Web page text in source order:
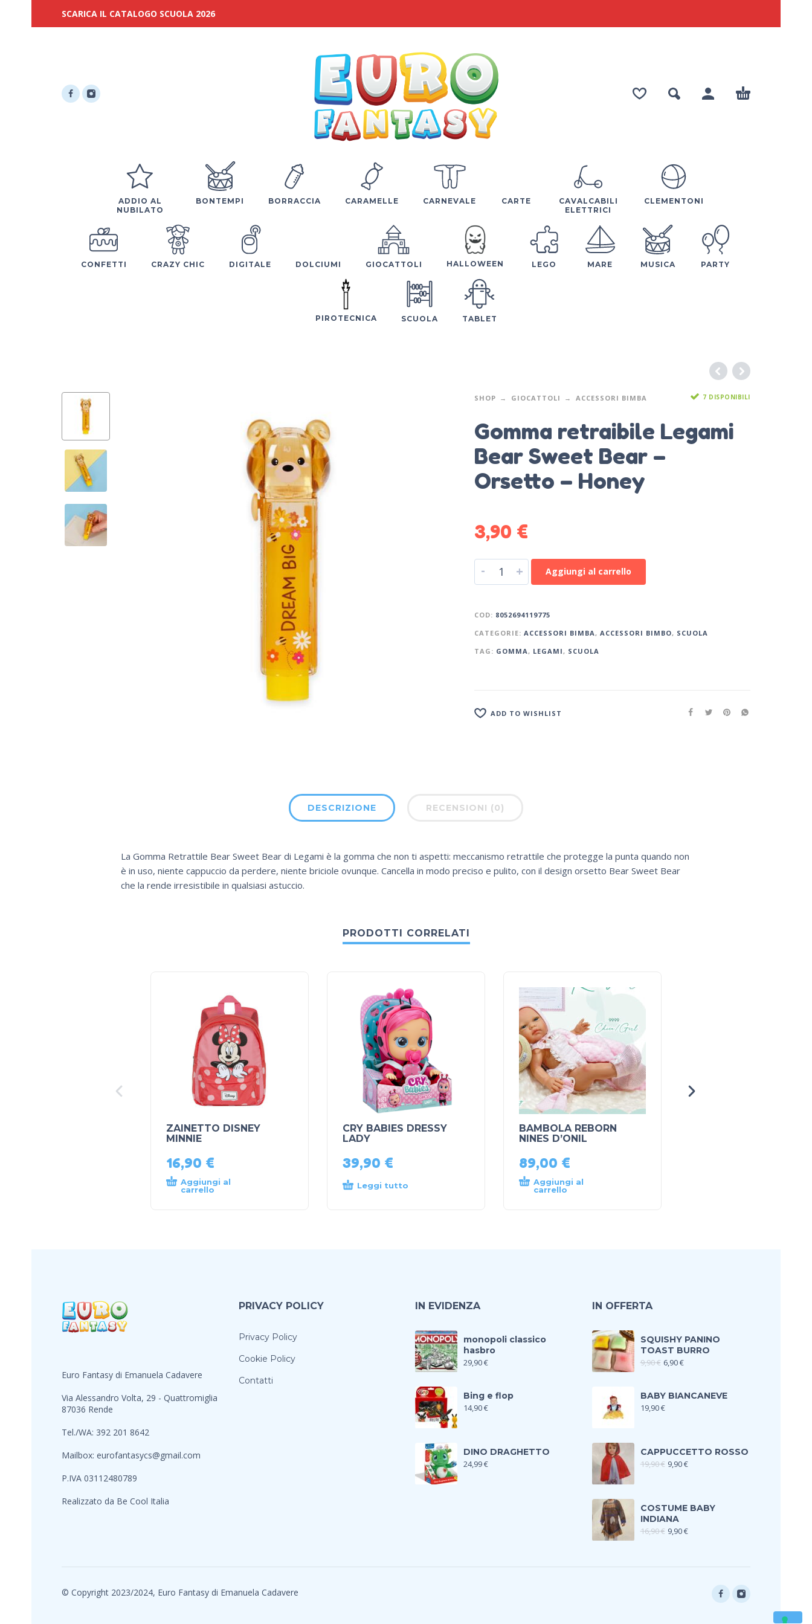
SCARICA IL CATALOGO SCUOLA 2026
ADDIO AL
NUBILATO
BONTEMPI BORRACCIA CARAMELLE CARNEVALE CARTE
CAVALCABILI
ELETTRICI
CLEMENTONI
CONFETTI CRAZY CHIC DIGITALE DOLCIUMI GIOCATTOLI HALLOWEEN LEGO MARE MUSICA PARTY
PIROTECNICA SCUOLA TABLET
SHOP GIOCATTOLI ACCESSORI BIMBA 7 DISPONIBILI
Gomma retraibile Legami
Bear Sweet Bear –
Orsetto – Honey
3,90 €
- + Aggiungi al carrello
COD: 8052694119775
CATEGORIE: ACCESSORI BIMBA, ACCESSORI BIMBO, SCUOLA
TAG: GOMMA, LEGAMI, SCUOLA
ADD TO WISHLIST
DESCRIZIONE RECENSIONI (0)
La Gomma Retrattile Bear Sweet Bear di Legami è la gomma che non ti aspetti: meccanismo retrattile che protegge la punta quando non
è in uso, niente cappuccio da perdere, niente briciole ovunque. Cancella in modo preciso e pulito, con il design orsetto Bear Sweet Bear
che la rende irresistibile in qualsiasi astuccio.
PRODOTTI CORRELATI
ZAINETTO DISNEY
MINNIE
16,90 €
Aggiungi al
carrello
CRY BABIES DRESSY
LADY
39,90 €
Leggi tutto
BAMBOLA REBORN
NINES D’ONIL
89,00 €
Aggiungi al
carrello
Euro Fantasy di Emanuela Cadavere
Via Alessandro Volta, 29 - Quattromiglia
87036 Rende
Tel./WA: 392 201 8642
Mailbox: eurofantasycs@gmail.com
P.IVA 03112480789
Realizzato da Be Cool Italia
PRIVACY POLICY
Privacy Policy
Cookie Policy
Contatti
IN EVIDENZA
monopoli classico
hasbro
29,90€
Bing e flop
14,90€
DINO DRAGHETTO
24,99€
IN OFFERTA
SQUISHY PANINO
TOAST BURRO
9,90€ 6,90€
BABY BIANCANEVE
19,90€
CAPPUCCETTO ROSSO
19,90€ 9,90€
COSTUME BABY
INDIANA
16,90€ 9,90€
© Copyright 2023/2024, Euro Fantasy di Emanuela Cadavere